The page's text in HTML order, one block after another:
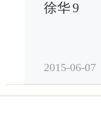
徐华9
2015-06-07